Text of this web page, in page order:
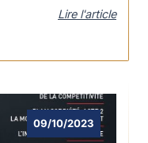
Lire l'article
09/10/2023